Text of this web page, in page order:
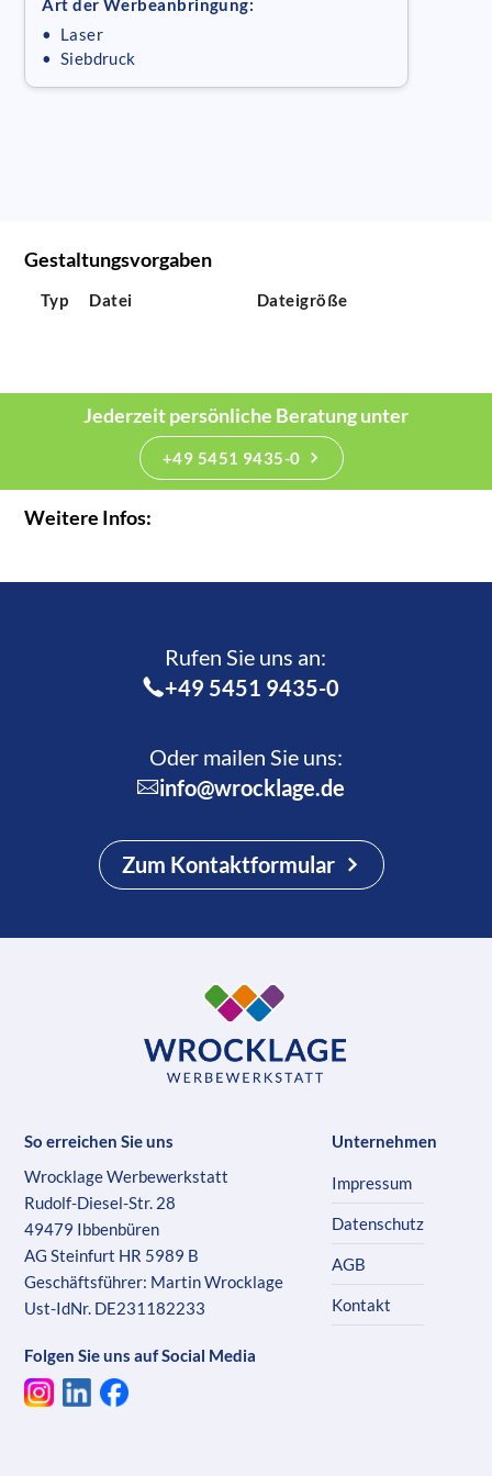
Art der Werbeanbringung:
• Laser
• Siebdruck
Gestaltungsvorgaben
Typ Datei Dateigröße
Jederzeit persönliche Beratung unter
+49 5451 9435-0
Weitere Infos:
Rufen Sie uns an:­
+49 5451 9435-0
Oder mailen Sie uns:
info@wrocklage.de
Zum Kontaktformular
So erreichen Sie uns
Wrocklage Werbewerkstatt
Rudolf-Diesel-Str. 28
49479 Ibbenbüren
AG Steinfurt HR 5989 B
Geschäftsführer: Martin Wrocklage
Ust-IdNr. DE231182233
Folgen Sie uns auf Social Media
Unternehmen
Impressum
Datenschutz
AGB
Kontakt